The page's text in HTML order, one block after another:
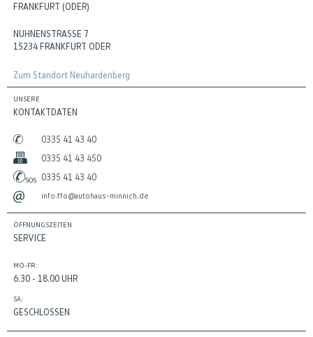
FRANKFURT (ODER)
NUHNENSTRASSE 7
15234 FRANKFURT ODER
Zum Standort Neuhardenberg
UNSERE
KONTAKTDATEN
0335 41 43 40
0335 41 43 450
0335 41 43 40
info.ffo@autohaus-minnich.de
ÖFFNUNGSZEITEN
SERVICE
MO-FR:
6.30 - 18.00 UHR
SA:
GESCHLOSSEN